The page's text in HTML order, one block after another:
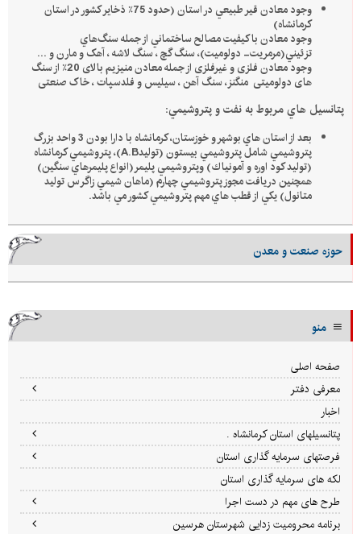
وجود معادن قير طبيعي در استان (حدود 75 ٪ ذخایر کشور در استان
کرمانشاه)
وجود معادن با كيفيت مصالح ساختماني از جملهسنگ‌هاي
تزئيني(مرمريت- دولوميت)،سنگ گچ ، سنگ لاشه ، آهک و مارن و ...
وجود معادن فلزی و غیرفلزی از جمله معادن منیزیم بالای 20
٪ از سنگ
های دولومیتی منگنز، سنگ آهن ، سیلیس و فلدسپات ، خاک صنعتی
پتانسيل هاي مربوط به نفت و پتروشيمي:
بعد ازاستان هايبوشهر وخوزستان
، كرمانشاه با دارا بودن 3 واحد بزرگ
پتروشيمي شامل پتروشيمي بيستون (توليدA.B)، پتروشيمي كرمانشاه
(توليد كود اوره وآمونياك) وپتروشيمي پليمر(انواع پليمرهاي سنگين)
همچنين دريافت مجوز پتروشيمي چهارم (ماهان شيمي زاگرس توليد
متانول) يكي از قطب هاي مهم پتروشيمي كشور مي باشد.
حوزه صنعت و معدن
منو
صفحه اصلی
معرفی دفتر
اخبار
پتانسیلهای استان کرمانشاه .
فرصتهای سرمایه گذاری استان
لکه های سرمایه گذاری استان
طرح های مهم در دست اجرا
برنامه محرومیت زدایی شهرستان هرسین